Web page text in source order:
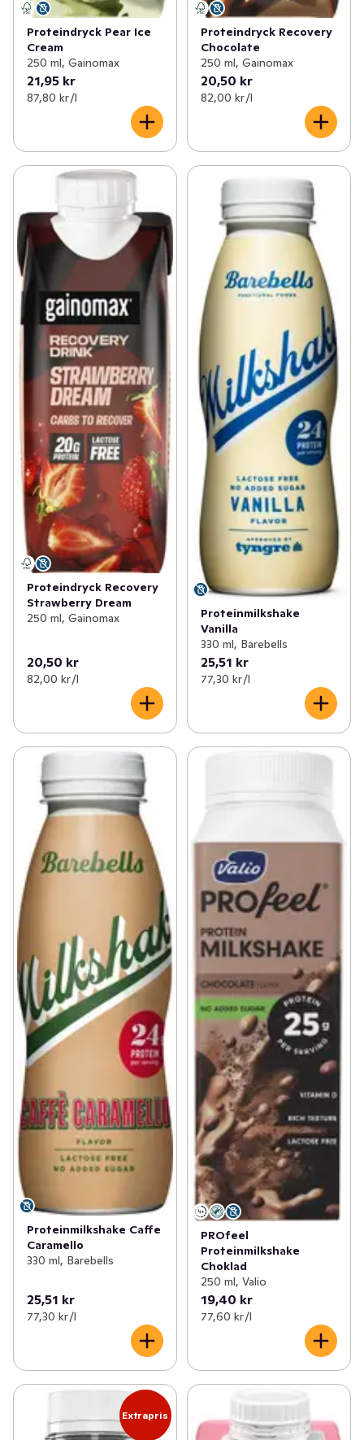
Proteindryck Pear Ice
Cream
250 ml, Gainomax
21,95 kr
87,80 kr /l
Proteindryck Recovery
Chocolate
250 ml, Gainomax
20,50 kr
82,00 kr /l
Proteindryck Recovery
Strawberry Dream
250 ml, Gainomax
20,50 kr
82,00 kr /l
Proteinmilkshake
Vanilla
330 ml, Barebells
25,51 kr
77,30 kr /l
Proteinmilkshake Caffe
Caramello
330 ml, Barebells
25,51 kr
77,30 kr /l
PROfeel
Proteinmilkshake
Choklad
250 ml, Valio
19,40 kr
77,60 kr /l
Extrapris